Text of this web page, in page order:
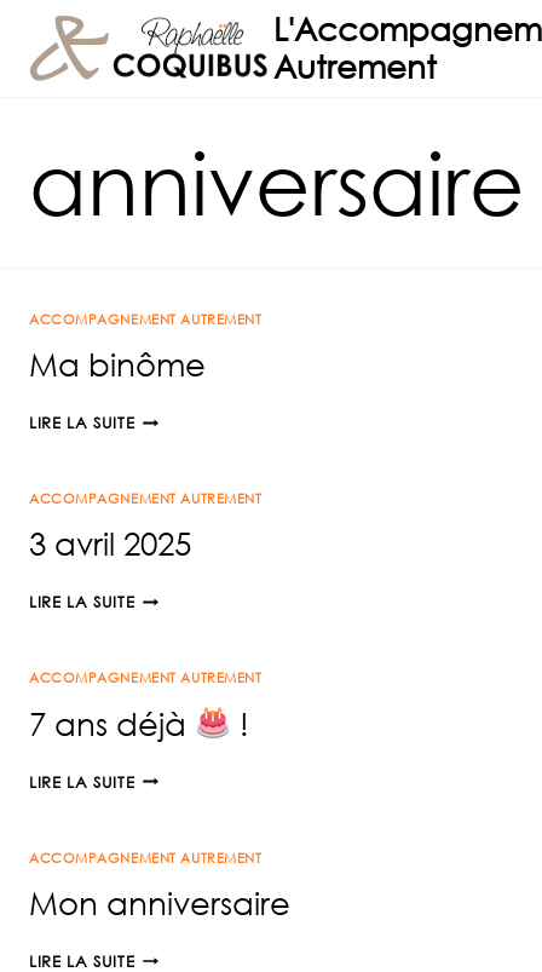
contenu
Autrement
anniversaire
ACCOMPAGNEMENT AUTREMENT
Ma binôme
LIRE LA SUITEMA
ACCOMPAGNEMENT AUTREMENT
3 avril 2025
LIRE LA SUITE3
ACCOMPAGNEMENT AUTREMENT
7 ans déjà !
LIRE LA SUITE7
ACCOMPAGNEMENT AUTREMENT
Mon anniversaire
LIRE LA SUITEMON